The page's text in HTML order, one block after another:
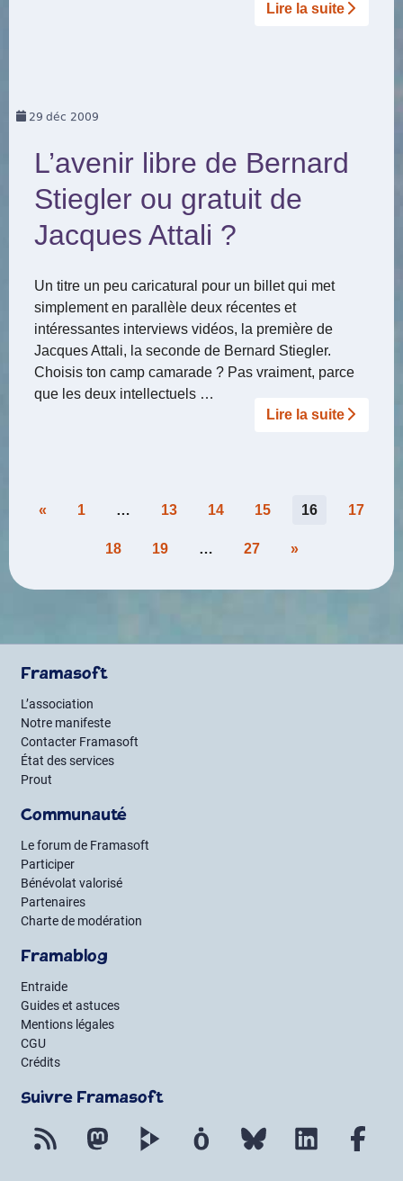
Lire la suite­­
29 déc 2009
L’avenir libre de Bernard
Stiegler ou gratuit de
Jacques Attali ?
Un titre un peu caricatural pour un billet qui met
simplement en parallèle deux récentes et
intéressantes interviews vidéos, la première de
Jacques Attali, la seconde de Bernard Stiegler.
Choisis ton camp camarade ? Pas vraiment, parce
que les deux intellectuels …
Lire la suite­­
Pagination
publications
« 1 … 13 14 15 16 17
18 19 … 27 »
Framasoft
L’association
Notre manifeste
Contacter Framasoft
État des services
Prout
Communauté
Le forum de Framasoft
Participer
Bénévolat valorisé
Partenaires
Charte de modération
Framablog
Entraide
Guides et astuces
Mentions légales
CGU
Crédits
Suivre Framasoft
Flux RSS Mastodon PeerTube Mobilizon Bluesky LinkedIn